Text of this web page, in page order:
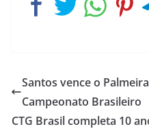
Santos vence o
Campeonato Brasileiro
CTG Brasil completa 10